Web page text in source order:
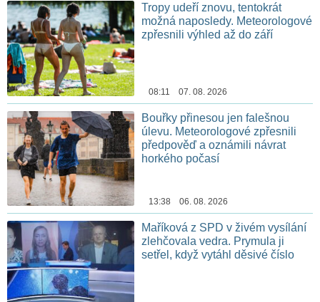
Tropy udeří znovu, tentokrát
možná naposledy. Meteorologové
zpřesnili výhled až do září
08:11 07. 08. 2026
Bouřky přinesou jen falešnou
úlevu. Meteorologové zpřesnili
předpověď a oznámili návrat
horkého počasí
13:38 06. 08. 2026
Maříková z SPD v živém vysílání
zlehčovala vedra. Prymula ji
setřel, když vytáhl děsivé číslo